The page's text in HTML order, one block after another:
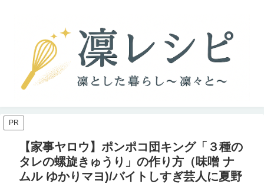
PR
【家事ヤロウ】ポンポコ団キング「３種の
タレの螺旋きゅうり」の作り方（味噌 ナ
ムル ゆかりマヨ)/バイトしすぎ芸人に夏野